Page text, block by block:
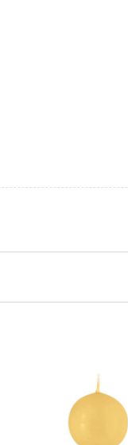
（利用シーン）アウトド
キャン